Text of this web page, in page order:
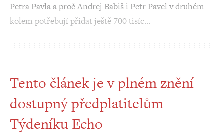
Petra Pavla a proč Andrej Babiš i Petr Pavel v druhém
kolem potřebují přidat ještě 700 tisíc…
Tento článek je v plném znění
dostupný předplatitelům
Týdeníku Echo